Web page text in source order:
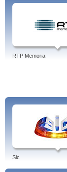
clubes são também
Tags: sport tv, live
hdmi, sport tv online,
português.
RTP Memoria
Sic